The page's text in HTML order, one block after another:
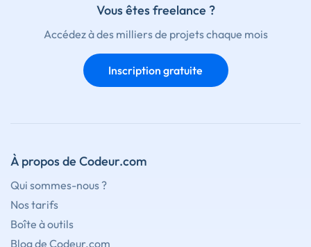
Vous êtes freelance ?
Accédez à des milliers de projets chaque mois
Inscription gratuite
À propos de Codeur.com
Qui sommes-nous ?
Nos tarifs
Boîte à outils
Blog de Codeur.com